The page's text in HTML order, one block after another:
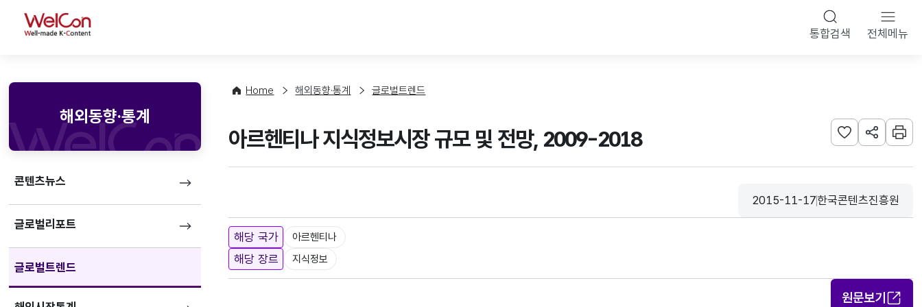
WelCon 통합검색 전체메뉴
해외동향·통계
콘텐츠뉴스
글로벌리포트
글로벌트렌드
Home 해외동향·통계 글로벌트렌드
아르헨티나 지식정보시장 규모 및 전망, 2009-2018 관심사 등록하기
URL 공유하
인쇄
등록일
2015-11-17
수집기관
한국콘텐츠진흥원
해당 국가 아르헨티나
해당 장르 지식정보
원문보기